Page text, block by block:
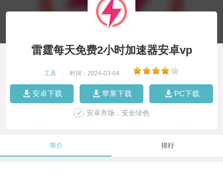
雷霆每天免费2小时加速器安卓vp
工具 时间：2024-03-04
安卓下载 苹果下载 PC下载
安卓市场，安全绿色
简介 排行